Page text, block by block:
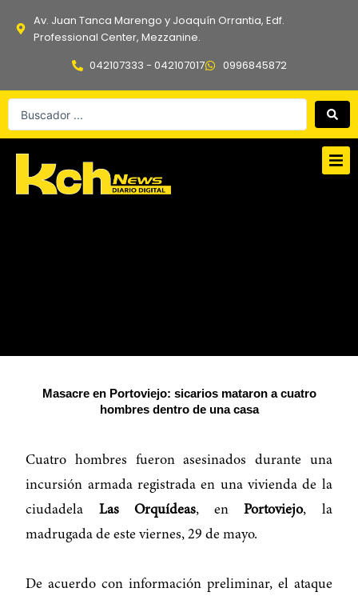
Av. Juan Tanca Marengo y Joaquín Orrantia, Edf.
Professional Center, Mezzanine.
042107333 - 042107017
0996845872
Search
Masacre en Portoviejo: sicarios mataron a cuatro
hombres dentro de una casa
Cuatro hombres fueron asesinados durante una
incursión armada registrada en una vivienda de la
ciudadela Las Orquídeas, enPortoviejo, la
madrugada de este viernes, 29 de mayo.
De acuerdo con información preliminar, el ataque